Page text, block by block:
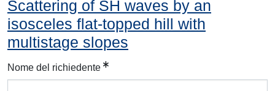
Scattering of SH waves by an
isosceles flat-topped hill with
multistage slopes
Nome del richiedente